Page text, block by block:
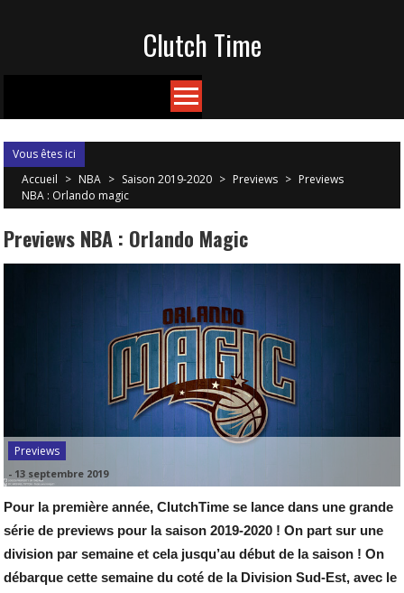
Clutch Time
Vous êtes ici
Accueil > NBA > Saison 2019-2020 > Previews > Previews
NBA : Orlando magic
Previews NBA : Orlando Magic
Previews
- 13 septembre 2019
Pour la première année, ClutchTime se lance dans une grande
série de previews pour la saison 2019-2020 ! On part sur une
division par semaine et cela jusqu’au début de la saison ! On
débarque cette semaine du coté de la Division Sud-Est, avec le